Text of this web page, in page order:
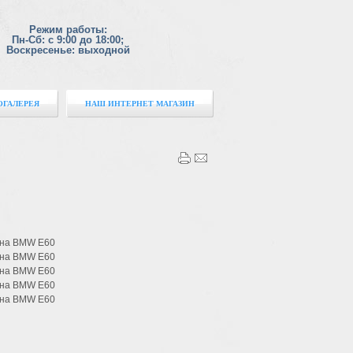
Режим работы:
Пн-Сб: с 9:00 до 18:00;
Воскресенье: выходной
НАШ ИНТЕРНЕТ МАГАЗИН